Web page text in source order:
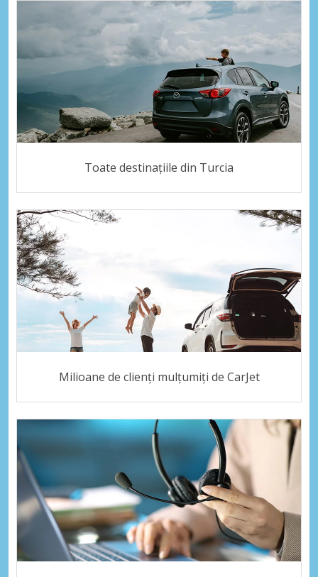
Toate destinațiile din Turcia
Milioane de clienți mulțumiți de CarJet